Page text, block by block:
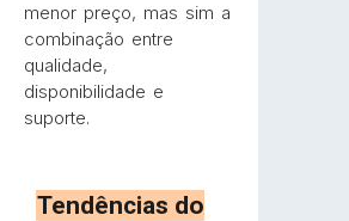
menor preço, mas sim a
combinação entre
qualidade,
disponibilidade e
suporte.
Tendências do